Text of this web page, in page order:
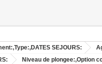
SEJOURS:
Niveau de plongee:,Option